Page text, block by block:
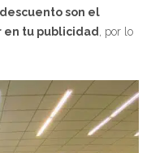
son el
en tu publicidad , por lo